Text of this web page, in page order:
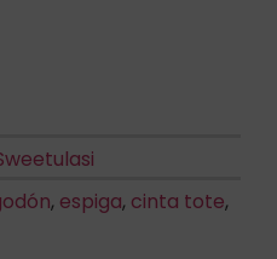
, espiga, cinta tote,